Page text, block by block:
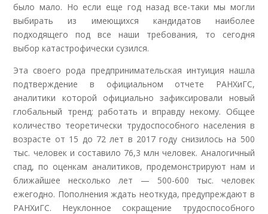
было мало. Но если еще год назад все-таки мы могли
выбирать из имеющихся кандидатов наиболее
подходящего под все наши требования, то сегодня
выбор катастрофически сузился.
Эта своего рода предпринимательская интуиция нашла
подтверждение в официальном отчете РАНХиГС,
аналитики которой официально зафиксировали новый
глобальный тренд: работать и вправду некому. Общее
количество теоретически трудоспособного населения в
возрасте от 15 до 72 лет в 2017 году снизилось на 500
тыс. человек и составило 76,3 млн человек. Аналогичный
спад, по оценкам аналитиков, продемонстрируют нам и
ближайшее несколько лет — 500-600 тыс. человек
ежегодно. Пополнения ждать неоткуда, предупреждают в
РАНХиГС. Неуклонное сокращение трудоспособного